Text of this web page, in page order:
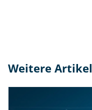
Weitere Artikel